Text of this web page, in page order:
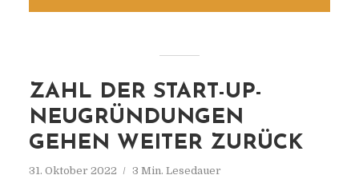
ZAHL DER START-UP-
NEUGRÜNDUNGEN
GEHEN WEITER ZURÜCK
31. Oktober 2022 3 Min. Lesedauer